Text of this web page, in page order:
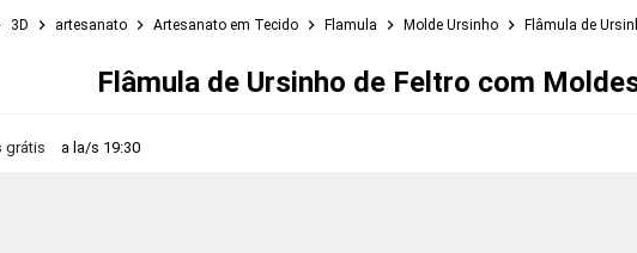
3D artesanato Artesanato em Tecido Flamula Molde Ursinho Flâmula de
Flâmula de Ursinho de Feltro com
grátis a la/s 19:30